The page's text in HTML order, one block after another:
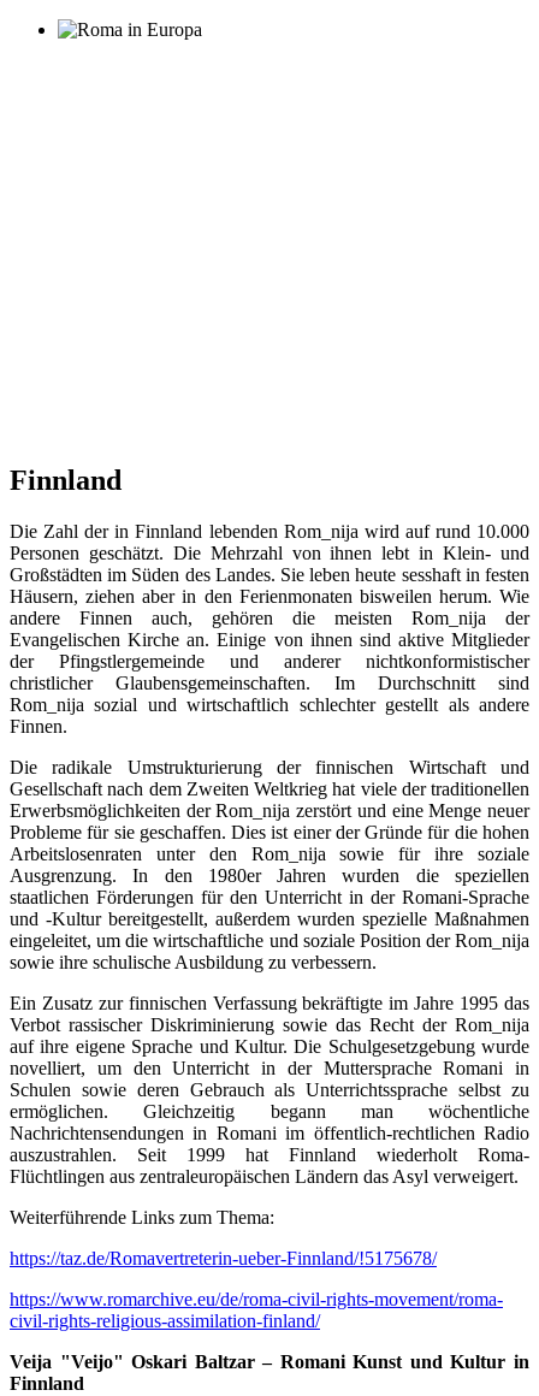
Finnland
Die Zahl der in Finnland lebenden Rom_nija wird auf rund 10.000
Personen geschätzt. Die Mehrzahl von ihnen lebt in Klein- und
Großstädten im Süden des Landes. Sie leben heute sesshaft in festen
Häusern, ziehen aber in den Ferienmonaten bisweilen herum. Wie
andere Finnen auch, gehören die meisten Rom_nija der
Evangelischen Kirche an. Einige von ihnen sind aktive Mitglieder
der Pfingstlergemeinde und anderer nichtkonformistischer
christlicher Glaubensgemeinschaften. Im Durchschnitt sind
Rom_nija sozial und wirtschaftlich schlechter gestellt als andere
Finnen.
Die radikale Umstrukturierung der finnischen Wirtschaft und
Gesellschaft nach dem Zweiten Weltkrieg hat viele der traditionellen
Erwerbsmöglichkeiten der Rom_nija zerstört und eine Menge neuer
Probleme für sie geschaffen. Dies ist einer der Gründe für die hohen
Arbeitslosenraten unter den Rom_nija sowie für ihre soziale
Ausgrenzung. In den 1980er Jahren wurden die speziellen
staatlichen Förderungen für den Unterricht in der Romani-Sprache
und -Kultur bereitgestellt, außerdem wurden spezielle Maßnahmen
eingeleitet, um die wirtschaftliche und soziale Position der Rom_nija
sowie ihre schulische Ausbildung zu verbessern.
Ein Zusatz zur finnischen Verfassung bekräftigte im Jahre 1995 das
Verbot rassischer Diskriminierung sowie das Recht der Rom_nija
auf ihre eigene Sprache und Kultur. Die Schulgesetzgebung wurde
novelliert, um den Unterricht in der Muttersprache Romani in
Schulen sowie deren Gebrauch als Unterrichtssprache selbst zu
ermöglichen. Gleichzeitig begann man wöchentliche
Nachrichtensendungen in Romani im öffentlich-rechtlichen Radio
auszustrahlen. Seit 1999 hat Finnland wiederholt Roma-
Flüchtlingen aus zentraleuropäischen Ländern das Asyl verweigert.
Weiterführende Links zum Thema:
https://taz.de/Romavertreterin-ueber-Finnland/!5175678/
https://www.romarchive.eu/de/roma-civil-rights-movement/roma-
civil-rights-religious-assimilation-finland/
Veija "Veijo" Oskari Baltzar – Romani Kunst und Kultur in
Finnland